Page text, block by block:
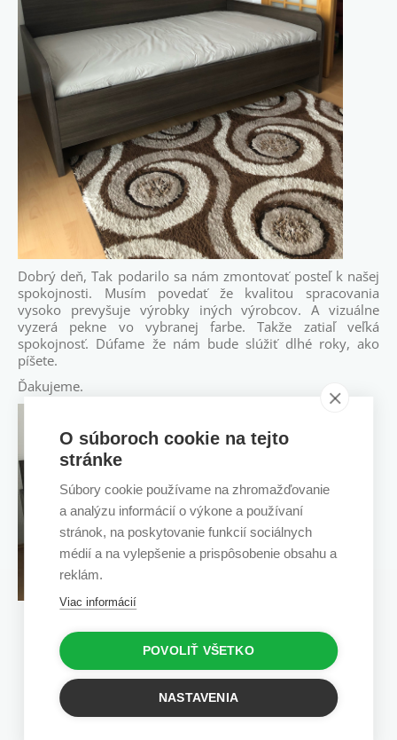
Dobrý deň,Tak podarilo sa nám zmontovať posteľ k našej
spokojnosti. Musím povedať že kvalitou spracovania
vysoko prevyšuje výrobky iných výrobcov. A vizuálne
vyzerá pekne vo vybranej farbe. Takže zatiaľ veľká
spokojnosť. Dúfame že nám bude slúžiť dlhé roky, ako
píšete.
Ďakujeme.
O súboroch cookie na tejto
stránke
Súbory cookie používame na zhromažďovanie
a analýzu informácií o výkone a používaní
stránok, na poskytovanie funkcií sociálnych
médií a na vylepšenie a prispôsobenie obsahu a
reklám.
Viac informácií
POVOLIŤ VŠETKO
NASTAVENIA